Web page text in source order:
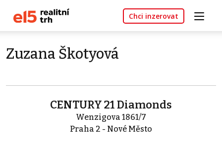
Chci inzerovat
Zuzana Škotyová
CENTURY 21 Diamonds
Wenzigova 1861/7
Praha 2 - Nové Město